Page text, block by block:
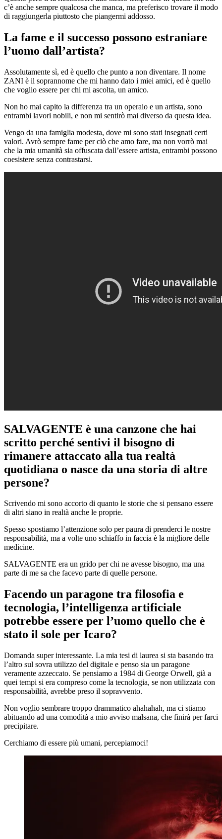
c’è anche sempre qualcosa che manca, ma preferisco trovare il modo
di raggiungerla piuttosto che piangermi addosso.
La fame e il successo possono estraniare
l’uomo dall’artista?
Assolutamente sì, ed è quello che punto a non diventare. Il nome
ZANI è il soprannome che mi hanno dato i miei amici, ed è quello
che voglio essere per chi mi ascolta, un amico.
Non ho mai capito la differenza tra un operaio e un artista, sono
entrambi lavori nobili, e non mi sentirò mai diverso da questa idea.
Vengo da una famiglia modesta, dove mi sono stati insegnati certi
valori. Avrò sempre fame per ciò che amo fare, ma non vorrò mai
che la mia umanità sia offuscata dall’essere artista, entrambi possono
coesistere senza contrastarsi.
SALVAGENTE è una canzone che hai
scritto perché sentivi il bisogno di
rimanere attaccato alla tua realtà
quotidiana o nasce da una storia di altre
persone?
Scrivendo mi sono accorto di quanto le storie che si pensano essere
di altri siano in realtà anche le proprie.
Spesso spostiamo l’attenzione solo per paura di prenderci le nostre
responsabilità, ma a volte uno schiaffo in faccia è la migliore delle
medicine.
SALVAGENTE era un grido per chi ne avesse bisogno, ma una
parte di me sa che facevo parte di quelle persone.
Facendo un paragone tra filosofia e
tecnologia, l’intelligenza artificiale
potrebbe essere per l’uomo quello che è
stato il sole per Icaro?
Domanda super interessante. La mia tesi di laurea si sta basando tra
l’altro sul sovra utilizzo del digitale e penso sia un paragone
veramente azzeccato. Se pensiamo a 1984 di George Orwell, già a
quei tempi si era compreso come la tecnologia, se non utilizzata con
responsabilità, avrebbe preso il sopravvento.
Non voglio sembrare troppo drammatico ahahahah, ma ci stiamo
abituando ad una comodità a mio avviso malsana, che finirà per farci
precipitare.
Cerchiamo di essere più umani, percepiamoci!